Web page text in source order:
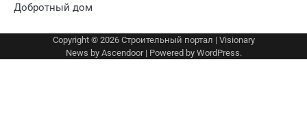
Добротный дом
Copyright © 2026 Строительный портал | Visionary
News by Ascendoor| Powered by WordPress.